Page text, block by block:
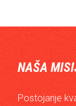
NAŠA
Postojanje